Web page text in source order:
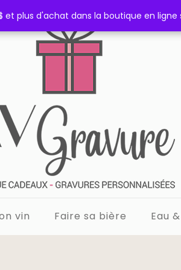
vin Faire sa bière Eau
et plus d'achat dans la boutique en
et plus d'achat dans la boutique en